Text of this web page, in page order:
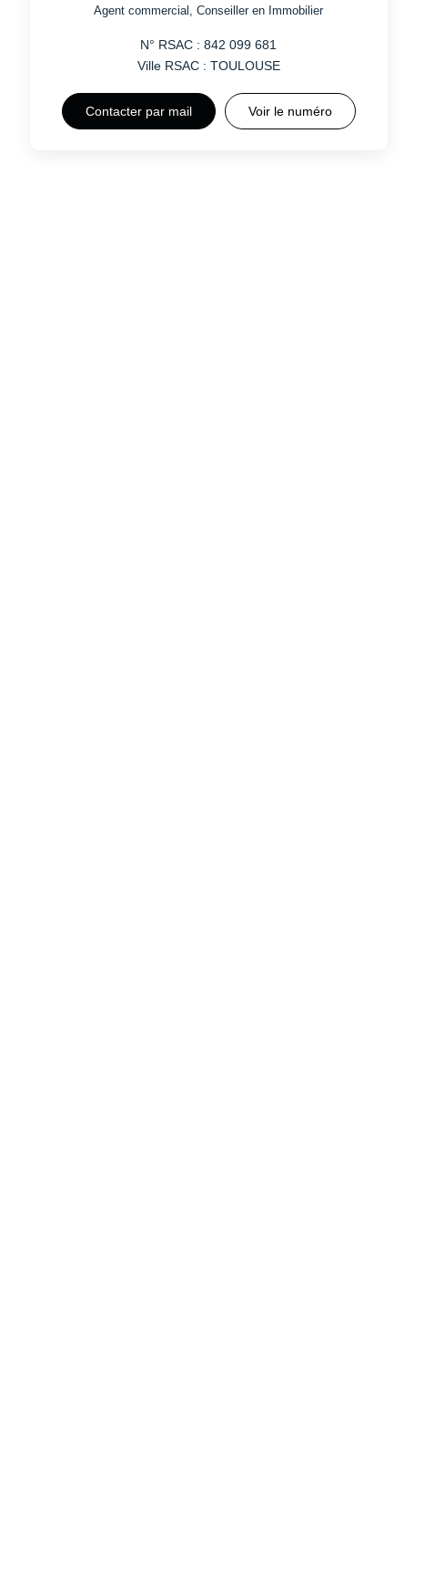
Agent commercial, Conseiller en Immobilier
N° RSAC : 842 099 681
Ville RSAC : TOULOUSE
Contacter par mail Voir le numéro